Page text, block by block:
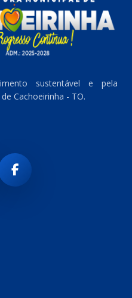
sustentável e pela
Cachoeirinha - TO.